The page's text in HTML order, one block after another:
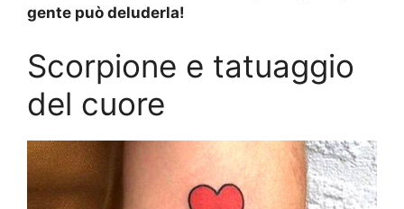
gente può deluderla!
Scorpione e tatuaggio
del cuore